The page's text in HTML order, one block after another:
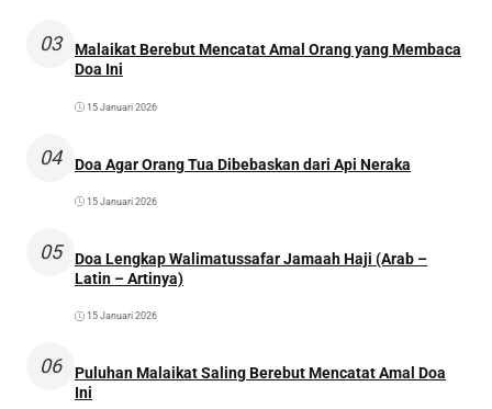
03
Malaikat Berebut Mencatat Amal Orang yang Membaca
Doa Ini
15 Januari 2026
04 Doa Agar Orang Tua Dibebaskan dari Api Neraka
15 Januari 2026
05
Doa Lengkap Walimatussafar Jamaah Haji (Arab –
Latin – Artinya)
15 Januari 2026
06
Puluhan Malaikat Saling Berebut Mencatat Amal Doa
Ini